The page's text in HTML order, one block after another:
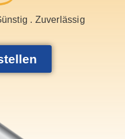
. Zuverlässig